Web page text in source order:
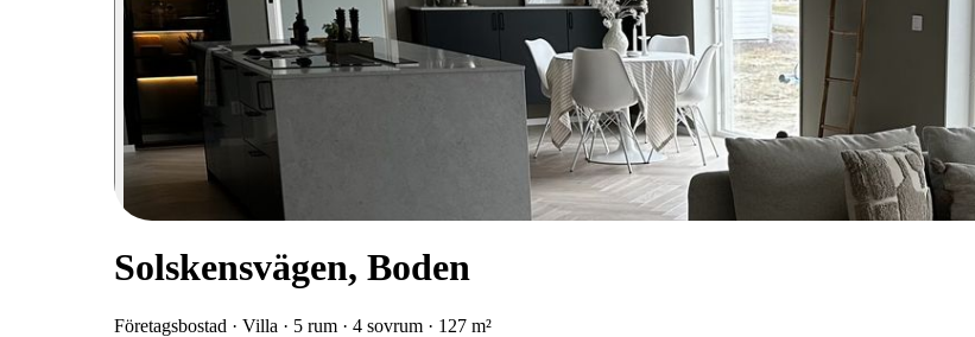
Solskensvägen, Boden
Företagsbostad · Villa · 5 rum · 4 sovrum · 127 m²